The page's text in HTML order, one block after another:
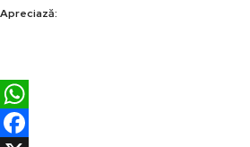
Apreciază:
WhatsApp